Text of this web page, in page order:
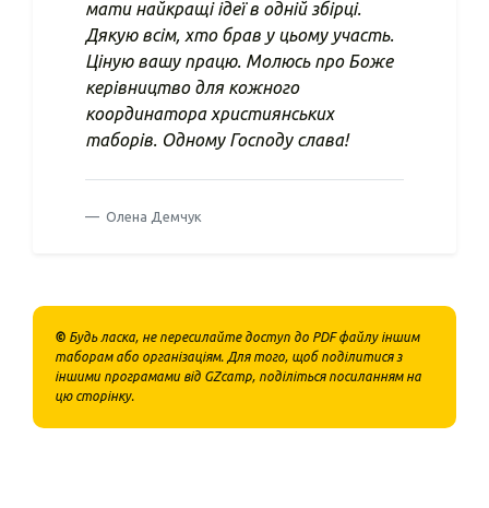
мати найкращі ідеї в одній збірці.
Дякую всім, хто брав у цьому участь.
Ціную вашу працю. Молюсь про Боже
керівництво для кожного
координатора християнських
таборів. Одному Господу слава!
Олена Демчук
© Будь ласка, не пересилайте доступ до PDF файлу іншим
таборам або організаціям. Для того, щоб поділитися з
іншими програмами від GZcamp, поділіться посиланням на
цю сторінку.